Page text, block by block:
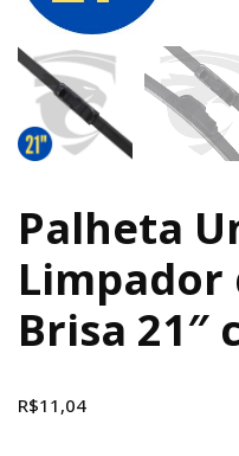
Palheta
Limpador
Brisa 21″
R$11,04